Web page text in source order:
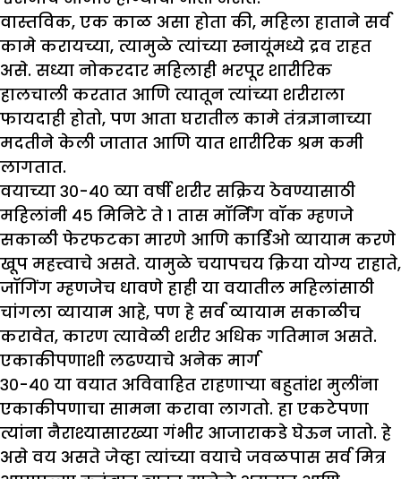
वास्तविक, एक काळ असा होता की, महिला हाताने सर्व
कामे करायच्या, त्यामुळे त्यांच्या स्नायूंमध्ये द्रव राहत
असे. सध्या नोकरदार महिलाही भरपूर शारीरिक
हालचाली करतात आणि त्यातून त्यांच्या शरीराला
फायदाही होतो, पण आता घरातील कामे तंत्रज्ञानाच्या
मदतीने केली जातात आणि यात शारीरिक श्रम कमी
लागतात.
वयाच्या ३०-४० व्या वर्षी शरीर सक्रिय ठेवण्यासाठी
महिलांनी ४५ मिनिटे ते १ तास मॉर्निंग वॉक म्हणजे
सकाळी फेरफटका मारणे आणि कार्डिओ व्यायाम करणे
खूप महत्त्वाचे असते. यामुळे चयापचय क्रिया योग्य राहाते,
जॉगिंग म्हणजेच धावणे हाही या वयातील महिलांसाठी
चांगला व्यायाम आहे, पण हे सर्व व्यायाम सकाळीच
करावेत, कारण त्यावेळी शरीर अधिक गतिमान असते.
एकाकीपणाशी लढण्याचे अनेक मार्ग
३०-४० या वयात अविवाहित राहणाऱ्या बहुतांश मुलींना
एकाकीपणाचा सामना करावा लागतो. हा एकटेपणा
त्यांना नैराश्यासारख्या गंभीर आजाराकडे घेऊन जातो. हे
असे वय असते जेव्हा त्यांच्या वयाचे जवळपास सर्व मित्र